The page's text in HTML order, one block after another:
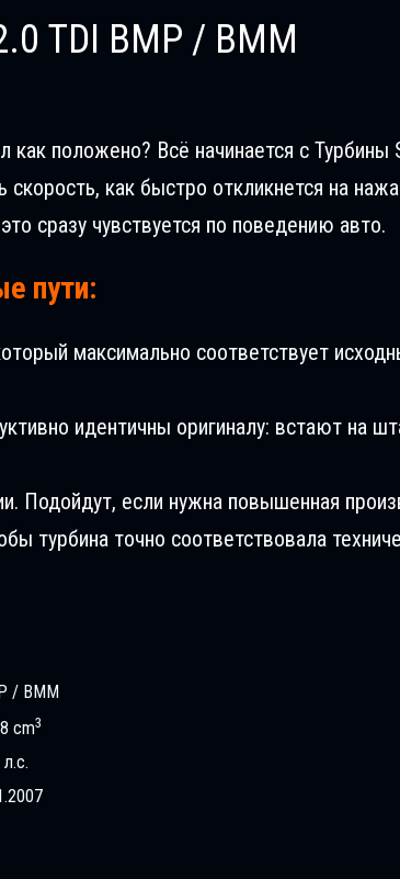
TDI BMP / BMM
как положено? Всё начинается с
как быстро откликнется на
сразу чувствуется по поведению авто.
пути:
максимально соответствует
идентичны оригиналу: встают на
Подойдут, если нужна повышенная
турбина точно соответствовала
/ BMM
cm3